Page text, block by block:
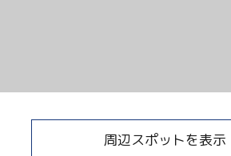
周辺スポットを表示